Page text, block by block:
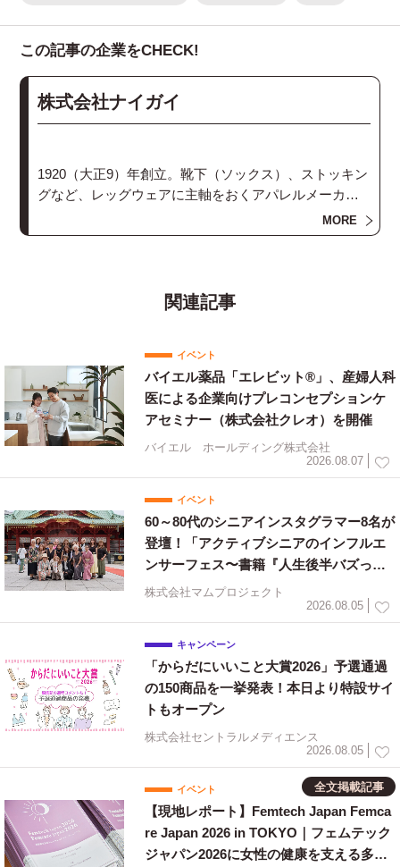
この記事の企業をCHECK!
株式会社ナイガイ
1920（大正9）年創立。靴下（ソックス）、ストッキン
グなど、レッグウェアに主軸をおくアパレルメーカ
ー、株式会社ナイガイのオフィシャルWebサイトで
す。
MORE
関連記事
イベント
バイエル薬品「エレビット®」、産婦人科
医による企業向けプレコンセプションケ
アセミナー（株式会社クレオ）を開催
バイエル ホールディング株式会社
2026.08.07
イベント
60～80代のシニアインスタグラマー8名が
登壇！「アクティブシニアのインフルエ
ンサーフェス〜書籍『人生後半バズって
ます！』出版祝〜」を開催
株式会社マムプロジェクト
2026.08.05
キャンペーン
「からだにいいこと大賞2026」予選通過
の150商品を一挙発表！本日より特設サイ
トもオープン
株式会社セントラルメディエンス
2026.08.05
イベント 全文掲載記事
【現地レポート】Femtech Japan Femca
re Japan 2026 in TOKYO｜フェムテック
ジャパン2026に女性の健康を支える多様